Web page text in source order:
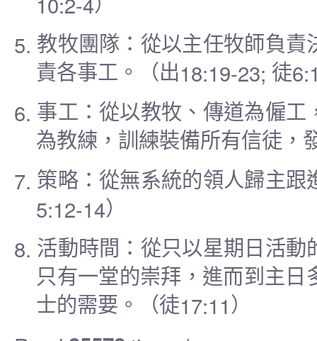
5. 教牧團隊 ：從以主任牧師負
責各事工。（出18:19-23;徒
6. 事工 ：從以教牧、傳道為僱
為教練，訓練裝備所有信徒，
7. 策略：從無系統的領人歸主跟
5:12-14）
8. 活動時間 ：從只以星期日活
只有一堂的崇拜，進而到主
士的需要。（徒17:11 ）